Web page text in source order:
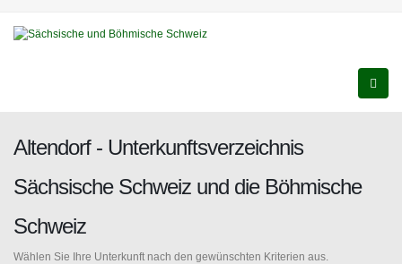
Altendorf - Unterkunftsverzeichnis
Sächsische Schweiz und die Böhmische
Schweiz
Wählen Sie Ihre Unterkunft nach den gewünschten Kriterien aus.